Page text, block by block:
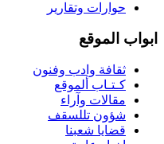
حوارات وتقارير
ابواب الموقع
ثقافة وادب وفنون
كـتـاب ألموقع
مقالات وآراء
شؤون تللسقف
قضايا شعبنا